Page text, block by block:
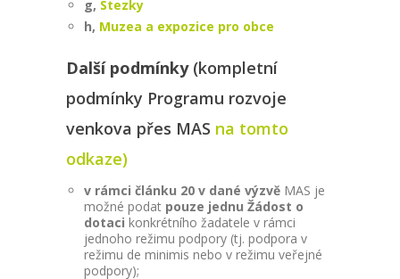
g, Stezky
h, Muzea a expozice pro obce
Další podmínky (kompletní
podmínky Programu rozvoje
venkova přes MAS na tomto
odkaze)
v rámci článku 20 v dané výzvě MAS je
možné podat pouze jednu Žádost o
dotaci konkrétního žadatele v rámci
jednoho režimu podpory (tj. podpora v
režimu de minimis nebo v režimu veřejné
podpory);